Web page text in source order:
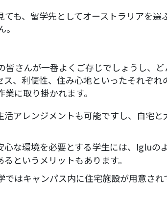
も、留学先としてオーストラリアを選
さんが一番よくご存じでしょうし、
、利便性、住み心地といったそれぞれ
に取り掛かれます。
アレンジメントも可能ですし、自宅
な環境を必要とする学生には、Igluの
というメリットもあります。
はキャンパス内に住宅施設が用意され